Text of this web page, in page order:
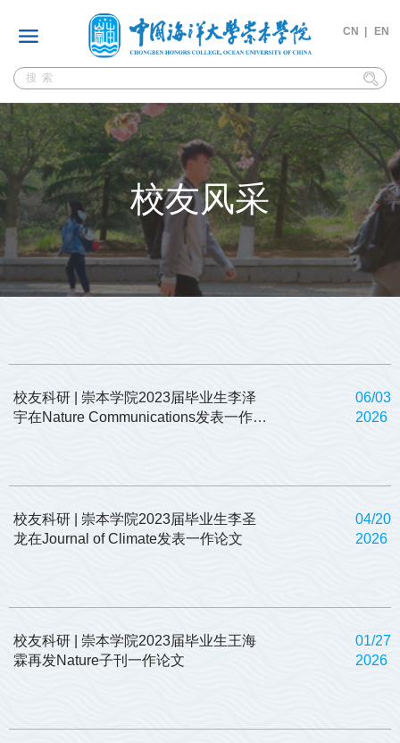
CN | EN
校友风采
校友科研 | 崇本学院2023届毕业生李泽
宇在Nature Communications发表一作论
06/03
2026
校友科研 | 崇本学院2023届毕业生李圣
龙在Journal of Climate发表一作论文
04/20
2026
校友科研 | 崇本学院2023届毕业生王海
霖再发Nature子刊一作论文
01/27
2026